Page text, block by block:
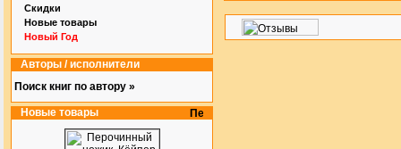
Скидки
Новые товары
Новый Год
Авторы / исполнители
Поиск книг по автору »
Новые товары